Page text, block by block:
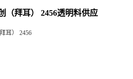
（拜耳） 2456透明料供应
耳） 2456